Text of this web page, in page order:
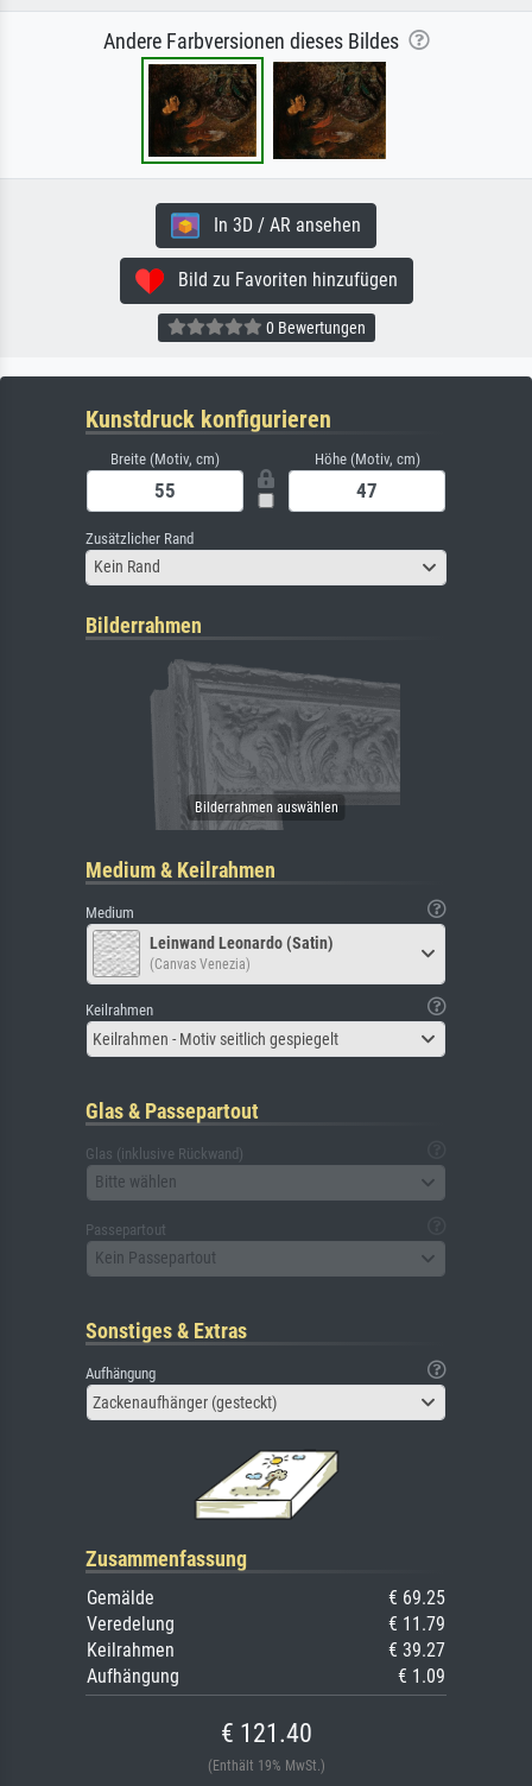
Andere Farbversionen dieses Bildes
In 3D / AR ansehen
Bild zu Favoriten hinzufügen
0 Bewertungen
Kunstdruck konfigurieren
Breite (Motiv, cm) Höhe (Motiv, cm)
Zusätzlicher Rand
Kein Rand
Bilderrahmen
Medium & Keilrahmen
Medium
Leinwand Leonardo (Satin)
(Canvas Venezia)
Keilrahmen
Keilrahmen - Motiv seitlich gespiegelt
Glas & Passepartout
Glas (inklusive Rückwand)
Bitte wählen
Passepartout
Kein Passepartout
Sonstiges & Extras
Aufhängung
Zackenaufhänger (gesteckt)
Zusammenfassung
Gemälde
€ 69.25
Veredelung
€ 11.79
Keilrahmen
€ 39.27
Aufhängung
€ 1.09
€ 121.40
(Enthält 19% MwSt.)